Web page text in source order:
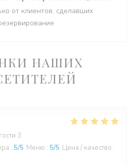
НАШИХ
3
: 5/5 Меню : 5/5 Цена / качество :
от клиентов, сделавших